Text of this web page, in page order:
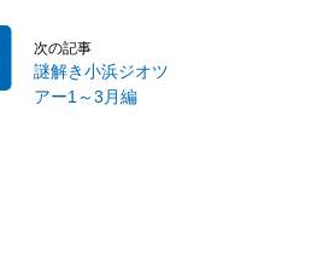
次の記事
謎解き小浜ジオツ
アー1～3月編